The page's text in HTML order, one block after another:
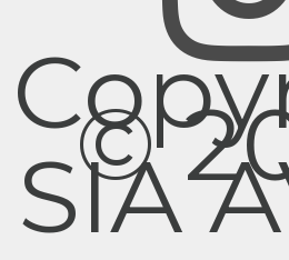
©
SIA